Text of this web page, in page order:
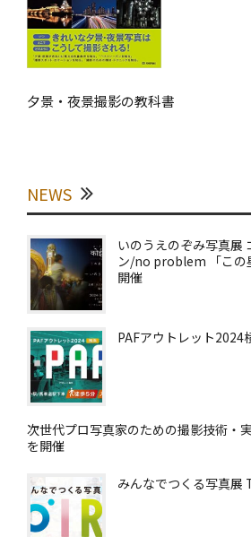
夕景・夜景撮影の教科書
NEWS
いのうえのぞみ写真展
ン/no problem 「この
開催
PAFアウトレット2024
次世代プロ写真家のための撮影技術・
を開催
みんなでつくる写真展